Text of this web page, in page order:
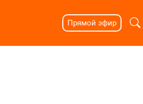
Прямой эфир